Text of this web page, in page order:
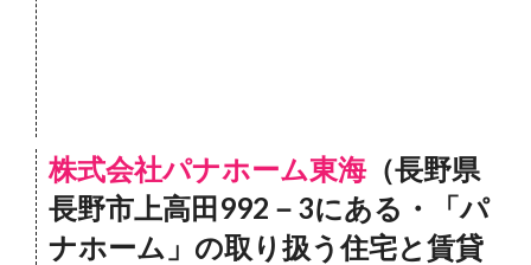
株式会社パナホーム東海（長野県
長野市上高田992－3にある・「パ
ナホーム」の取り扱う住宅と賃貸